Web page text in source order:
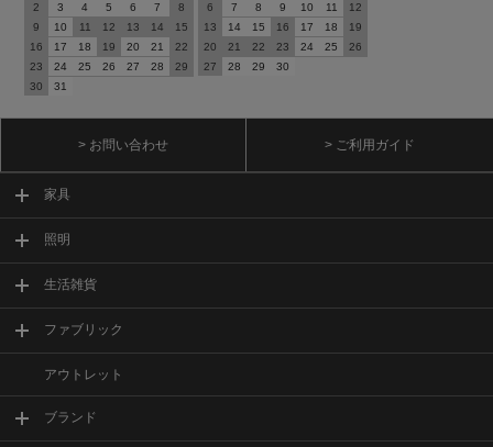
2
3 4 5 6 7
8
9
10 11 12 13 14
15
16
17 18 19 20 21
22
23
24 25 26 27 28
29
30
31
6
7 8 9 10 11
12
13
14 15 16 17 18
19
20
21 22 23 24 25
26
27
28 29 30
> お問い合わせ > ご利用ガイド
家具
照明
生活雑貨
ファブリック
アウトレット
ブランド